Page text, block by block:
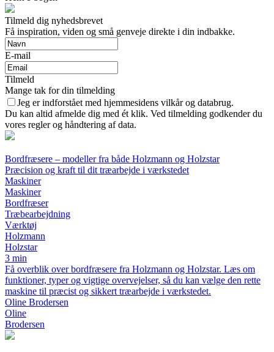
Tilmeld dig nyhedsbrevet
Få inspiration, viden og små genveje direkte i din indbakke.
E-mail
Tilmeld
Mange tak for din tilmelding
Jeg er indforstået med hjemmesidens vilkår og databrug.
Du kan altid afmelde dig med ét klik. Ved tilmelding godkender du
vores regler og håndtering af data.
Bordfræsere – modeller fra både Holzmann og Holzstar
Præcision og kraft til dit træarbejde i værkstedet
Maskiner
Maskiner
Bordfræser
Træbearbejdning
Værktøj
Holzmann
Holzstar
3 min
Få overblik over bordfræsere fra Holzmann og Holzstar. Læs om
funktioner, typer og vigtige overvejelser, så du kan vælge den rette
maskine til præcist og sikkert træarbejde i værkstedet.
Oline Brodersen
Oline
Brodersen